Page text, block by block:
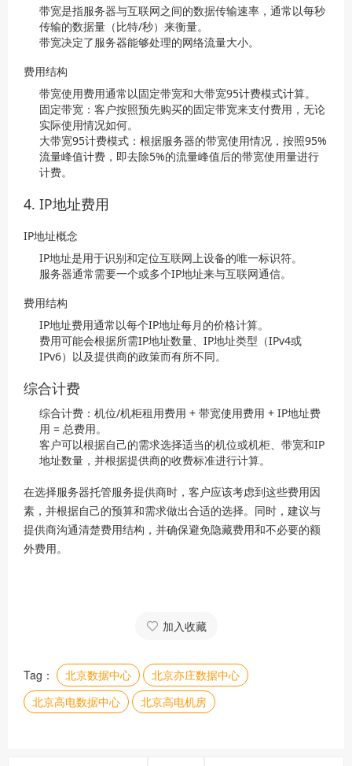
带宽是指服务器与互联网之间的数据传输速率，通常以每秒
传输的数据量（比特/秒）来衡量。
带宽决定了服务器能够处理的网络流量大小。
费用结构
带宽使用费用通常以固定带宽和大带宽95计费模式计算。
固定带宽：客户按照预先购买的固定带宽来支付费用，无论
实际使用情况如何。
大带宽95计费模式：根据服务器的带宽使用情况，按照95%
流量峰值计费，即去除5%的流量峰值后的带宽使用量进行
计费。
4. IP地址费用
IP地址概念
IP地址是用于识别和定位互联网上设备的唯一标识符。
服务器通常需要一个或多个IP地址来与互联网通信。
费用结构
IP地址费用通常以每个IP地址每月的价格计算。
费用可能会根据所需IP地址数量、IP地址类型（IPv4或
IPv6）以及提供商的政策而有所不同。
综合计费
综合计费：机位/机柜租用费用 + 带宽使用费用 + IP地址费
用 = 总费用。
客户可以根据自己的需求选择适当的机位或机柜、带宽和IP
地址数量，并根据提供商的收费标准进行计算。
在选择服务器托管服务提供商时，客户应该考虑到这些费用因
素，并根据自己的预算和需求做出合适的选择。同时，建议与
提供商沟通清楚费用结构，并确保避免隐藏费用和不必要的额
外费用。
加入收藏
Tag： 北京数据中心
北京亦庄数据中心
北京高电数据中心
北京高电机房